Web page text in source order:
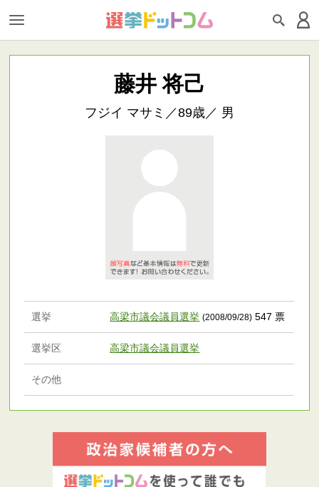
藤井 将己
フジイ マサミ／89歳／ 男
選挙 高梁市議会議員選挙 (2008/09/28) 547 票
選挙区 高梁市議会議員選挙
その他